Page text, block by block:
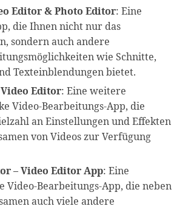
Editor & Photo Editor: Eine
die Ihnen nicht nur das
sondern auch andere
wie Schnitte,
Texteinblendungen bietet.
Editor: Eine weitere
Video-Bearbeitungs-App, die
an Einstellungen und Effekten
von Videos zur Verfügung
– Video Editor App: Eine
Video-Bearbeitungs-App, die neben
auch viele andere